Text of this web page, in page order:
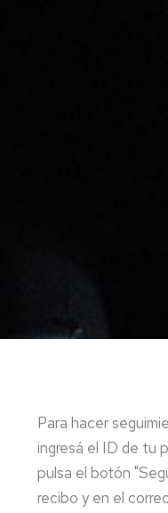
Para hacer
ingresá el ID de tu
pulsa el botón
recibo y en el